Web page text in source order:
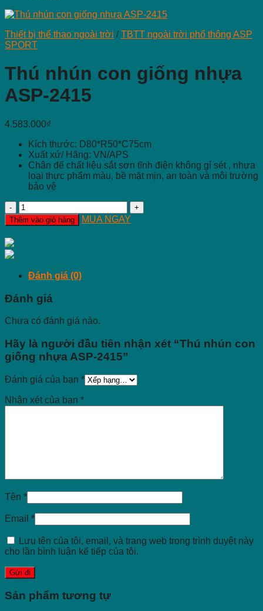
Thiết bị thể thao ngoài trời / TBTT ngoài trời phổ thông ASP
SPORT
Thú nhún con giống nhựa
ASP-2415
4.583.000₫
Kích thước: D80*R50*C75cm
Xuất xứ/ Hãng: VN/APS
Chân đế chất liệu sắt sơn tĩnh điện không gỉ sét , nhựa
loại thực phẩm màu, bề mặt mịn, an toàn và môi trường
bảo vệ
Thú
nhún
con
2415
số
Thêm vào giỏ hàng MUA NGAY
Đánh giá (0)
Đánh giá
Chưa có đánh giá nào.
Hãy là người đầu tiên nhận xét “Thú nhún con
giống nhựa ASP-2415”
Đánh giá của bạn *
Nhận xét của bạn *
Tên *
Email *
Lưu tên của tôi, email, và trang web trong trình duyệt này
cho lần bình luận kế tiếp của tôi.
Sản phẩm tương tự